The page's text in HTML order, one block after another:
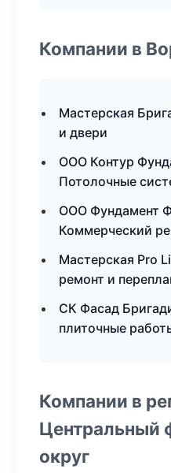
Компании в
Мастерская
и двери
ООО Контур
Потолочные
ООО Фундамент
Коммерческий
Мастерская Pro
ремонт и
СК Фасад
плиточные
Компании в
Центральный
округ